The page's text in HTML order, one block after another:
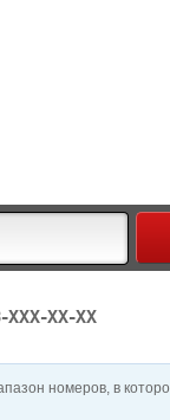
XXX-XX-XX
номеров, в